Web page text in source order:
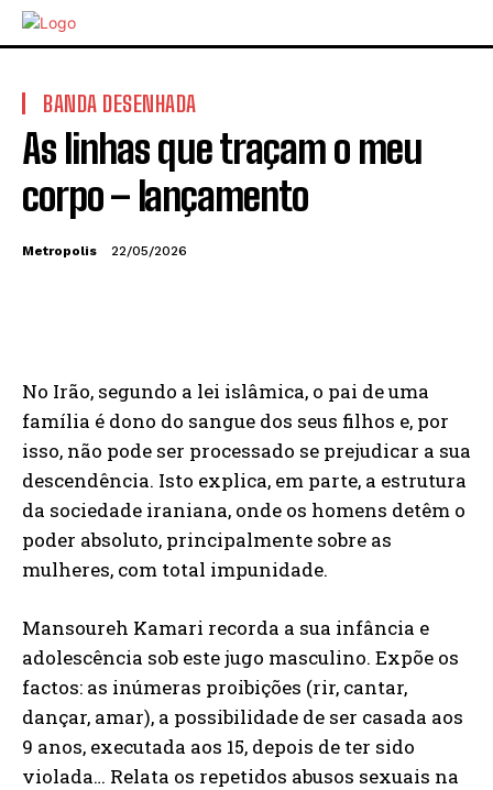
BANDA DESENHADA
As linhas que traçam o meu
corpo – lançamento
Metropolis 22/05/2026
No Irão, segundo a lei islâmica, o pai de uma
família é dono do sangue dos seus filhos e, por
isso, não pode ser processado se prejudicar a sua
descendência. Isto explica, em parte, a estrutura
da sociedade iraniana, onde os homens detêm o
poder absoluto, principalmente sobre as
mulheres, com total impunidade.
Mansoureh Kamari recorda a sua infância e
adolescência sob este jugo masculino. Expõe os
factos: as inúmeras proibições (rir, cantar,
dançar, amar), a possibilidade de ser casada aos
9 anos, executada aos 15, depois de ter sido
violada… Relata os repetidos abusos sexuais na